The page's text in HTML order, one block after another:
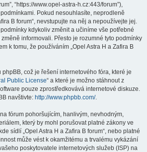
“https://www.opel-astra-h.cz:443/forum”),
Pokud nesouhlasíte, neprodleně
B forum“, nevstupujte na něj a nepoužívejte jej.
kdykoliv změnit a učiníme vše potřebné
informovali. Přesto je rozumné tyto podmínky
k tomu, že používáním „Opel Astra H a Zafira B
phpBB, což je řešení internetového fóra, které je
Public License“ a které je možno stáhnout z
pouze zprostředkovává internetové diskuze.
navštivte: http://www.phpbb.com/.
fórum pohoršujícím, hanlivým, nevhodným,
který by mohl porušovat platné zákony ve
sídlí „Opel Astra H a Zafira B forum“, nebo platné
může vést k okamžitému a trvalému vykázání
poskytovatele internetových služeb (ISP) na